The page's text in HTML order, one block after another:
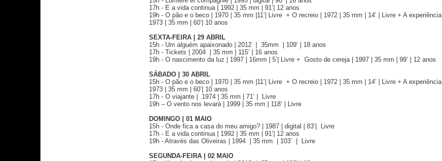
17h - E a vida continua | 1992 | 35 mm | 91’| 12 anos
19h - O pão e o beco | 1970 | 35 mm |11’| Livre + O recreio | 1972 | 35 mm | 14’ | Livre + A
1973 | 35 mm | 60’| 10 anos
SEXTA-FEIRA | 29 ABRIL
15h - Um alguém apaixonado | 2012 | 35mm | 109’ | 18 anos
17h - Tickets | 2004 | 35 mm | 115’ | 16 anos
19h - O nascimento da luz | 1997 | 16mm | 5’| Livre + Gosto de cereja | 1997 | 35 mm | 99’ | 12 anos
SÁBADO | 30 ABRIL
15h - O pão e o beco | 1970 | 35 mm |11’| Livre + O recreio | 1972 | 35 mm | 14’ | Livre + A
1973 | 35 mm | 60’| 10 anos
17h - O viajante | 1974 | 35 mm | 71’ | Livre
19h – O vento nos levará | 1999 | 35 mm | 118’ | Livre
DOMINGO | 01 MAIO
15h - Onde fica a casa do meu amigo? | 1987 | digital | 83’| Livre
17h - E a vida continua | 1992 | 35 mm | 91’| 12 anos
19h - Através das Oliveiras | 1994 | 35 mm | 103’ | Livre
SEGUNDA-FEIRA | 02 MAIO